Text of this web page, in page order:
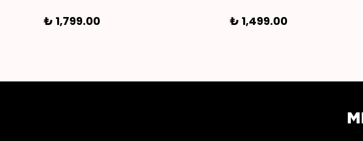
₺ 1,799.00 ₺ 1,499.00